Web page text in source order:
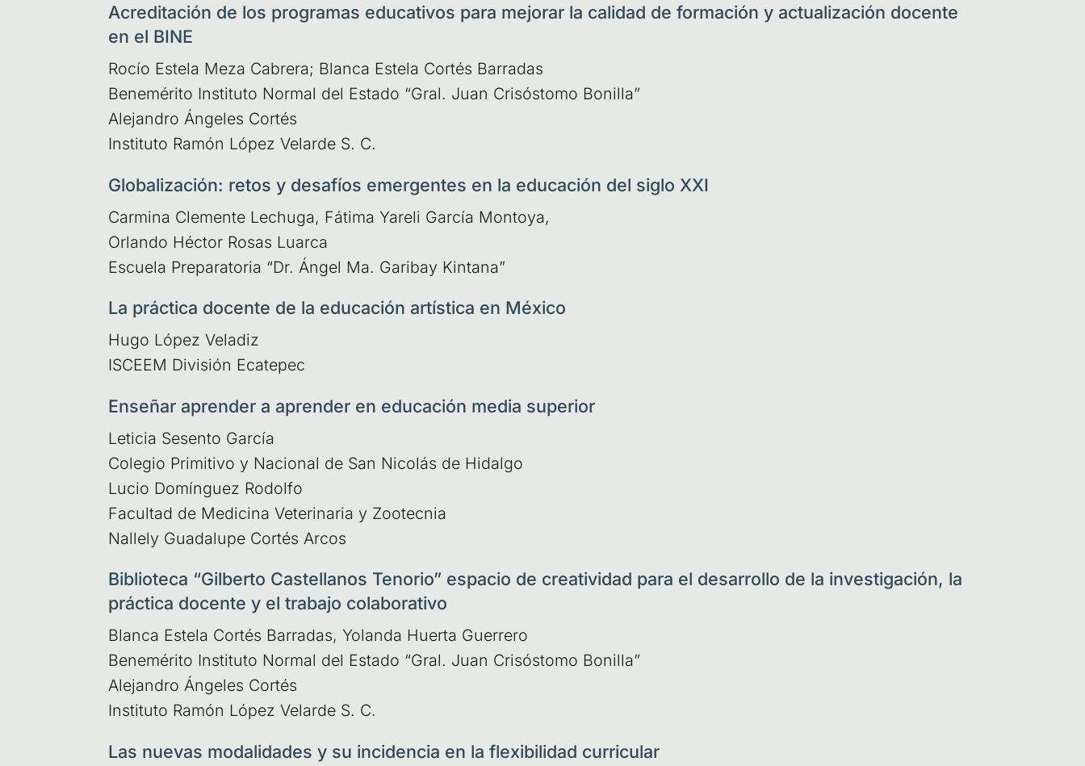
Acreditación de los programas educativos para mejorar la calidad de formación y actualización docente
en el BINE
Rocío Este­la Meza Cabre­ra; Blan­ca Este­la Cor­tés Barra­das
Bene­mé­ri­to Ins­ti­tu­to Nor­mal del Esta­do “Gral. Juan Cri­sós­to­mo Boni­lla”
Ale­jan­dro Ánge­les Cor­tés
Ins­ti­tu­to Ramón López Velar­de S. C.
Globalización: retos y desafíos emergentes en la educación del siglo XXI
Car­mi­na Cle­men­te Lechu­ga, Fáti­ma Yare­li Gar­cía Mon­to­ya,
Orlan­do Héc­tor Rosas Luar­ca
Escue­la Pre­pa­ra­to­ria “Dr. Ángel Ma. Gari­bay Kintana”
La práctica docente de la educación artística en México
Hugo López Vela­diz
ISCEEM Divi­sión Ecatepec
Enseñar aprender a aprender en educación media superior
Leti­cia Sesen­to Gar­cía
Cole­gio Pri­mi­ti­vo y Nacio­nal de San Nico­lás de Hidal­go
Lucio Domín­guez Rodol­fo
Facul­tad de Medi­ci­na Vete­ri­na­ria y Zoo­tec­nia
Nallely Gua­da­lu­pe Cor­tés Arcos
Biblioteca “Gilberto Castellanos Tenorio” espacio de creatividad para el desarrollo de la investigación, la
práctica docente y el trabajo colaborativo
Blan­ca Este­la Cor­tés Barra­das, Yolan­da Huer­ta Gue­rre­ro
Bene­mé­ri­to Ins­ti­tu­to Nor­mal del Esta­do “Gral. Juan Cri­sós­to­mo Boni­lla”
Ale­jan­dro Ánge­les Cor­tés
Ins­ti­tu­to Ramón López Velar­de S. C.
Las nuevas modalidades y su incidencia en la flexibilidad curricular